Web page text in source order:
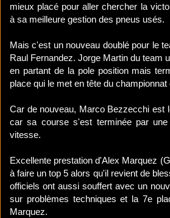
mieux placé pour aller chercher la
à sa meilleure gestion des pneus usés.
Mais c'est un nouveau doublé pour le
Raul Fernandez. Jorge Martin du team
en partant de la pole position mais
place qui le met en tête du championnat
Car de nouveau, Marco Bezzecchi est
car sa course s'est terminée par
vitesse.
Excellente prestation d'Alex Marquez
à faire un top 5 alors qu'il revient de
officiels ont aussi souffert avec un
sur problèmes techniques et la 7e
Marquez.